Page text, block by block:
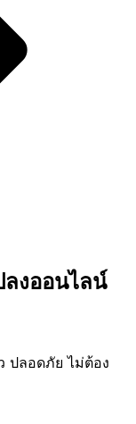
งออนไลน์
ปลอดภัย ไม่ต้อง